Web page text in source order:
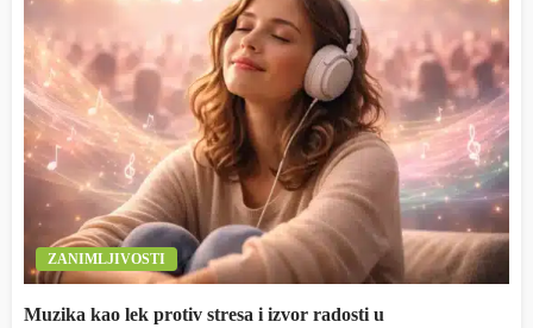
ZANIMLJIVOSTI
Muzika kao lek protiv stresa i izvor radosti u